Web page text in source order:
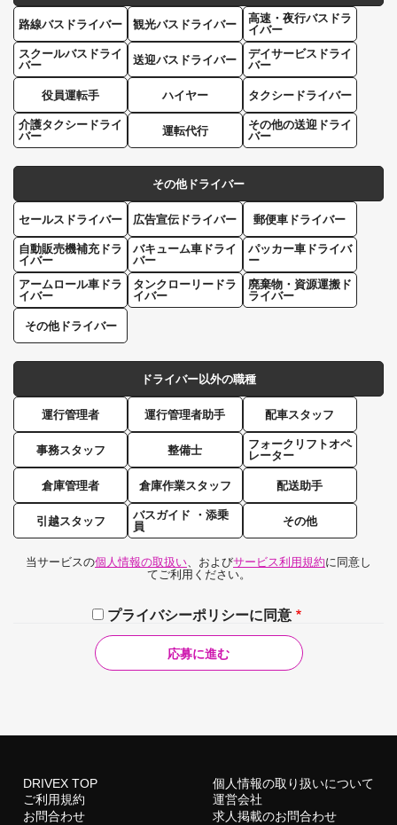
路線バスドライバー 観光バスドライバー
高速・夜行バスドラ
イバー
スクールバスドライ
バー
送迎バスドライバー
デイサービスドライ
バー
役員運転手 ハイヤー タクシードライバー
介護タクシードライ
バー
運転代行
その他の送迎ドライ
バー
その他ドライバー
セールスドライバー 広告宣伝ドライバー 郵便車ドライバー
自動販売機補充ドラ
イバー
バキューム車ドライ
バー
パッカー車ドライバ
ー
アームロール車ドラ
イバー
タンクローリードラ
イバー
廃棄物・資源運搬ド
ライバー
その他ドライバー
ドライバー以外の職種
運行管理者 運行管理者助手 配車スタッフ
事務スタッフ 整備士
フォークリフトオペ
レーター
倉庫管理者 倉庫作業スタッフ 配送助手
引越スタッフ
バスガイド ・添乗
員
その他
当サービスの個人情報の取扱い、およびサービス利用規約に同意し
てご利用ください。
プライバシーポリシーに同意
DRIVEX TOP
個人情報の取り扱いについて
ご利用規約
運営会社
お問合わせ
求人掲載のお問合わせ